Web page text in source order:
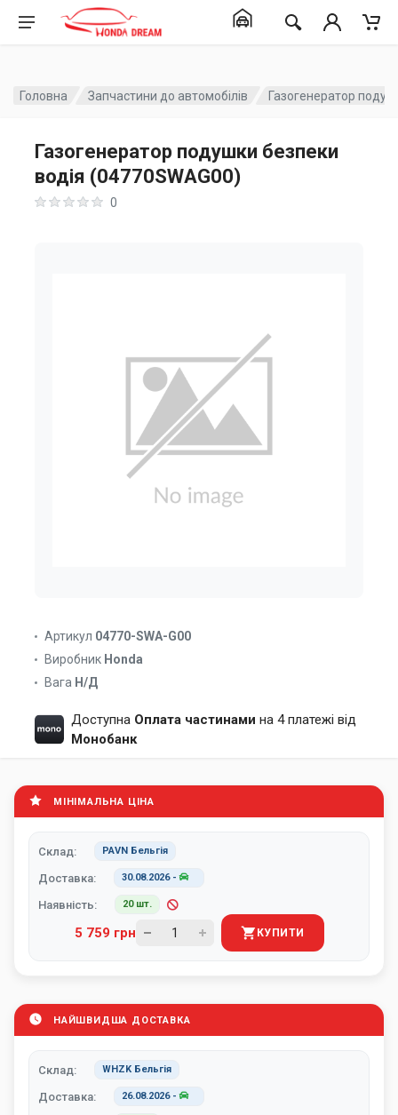
Головна Запчастини до автомобілів Газогенератор
Газогенератор подушки безпеки
водія (04770SWAG00)
0
Артикул 04770-SWA-G00
Виробник Honda
Вага Н/Д
Доступна Оплата частинами на 4 платежі від
Монобанк
МІНІМАЛЬНА ЦІНА
Склад: PAVN Бельгія
Доставка: 30.08.2026-
Наявність: 20 шт.
5 759 грн КУПИТИ
НАЙШВИДША ДОСТАВКА
Склад: WHZK Бельгія
Доставка: 26.08.2026-